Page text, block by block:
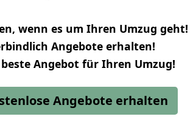
wenn es um Ihren Umzug geht!
Angebote erhalten!
beste Angebot für Ihren Umzug!
Angebote erhalten